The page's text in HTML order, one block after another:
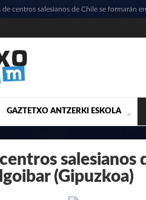
ACTUALIDAD CONTACTO
GAZTETXO ANTZERKI ESKOLA
PRESENTACIÓN MUSICALES
de centros salesianos de Chile se formarán
salesianos
(Gipuzkoa)